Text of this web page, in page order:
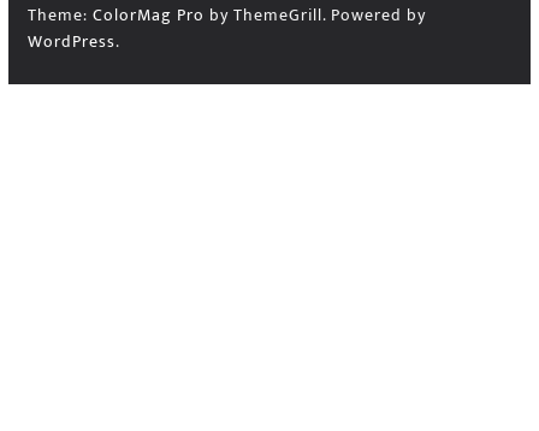
Theme: ColorMag Pro by ThemeGrill. Powered by
WordPress.